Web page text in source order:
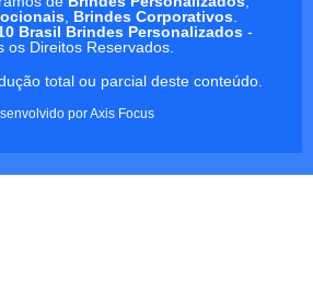
, Brindes Corporativos.
Brasil Brindes Personalizados -
os Direitos Reservados.
total ou parcial deste conteúdo.
porAxis Focus